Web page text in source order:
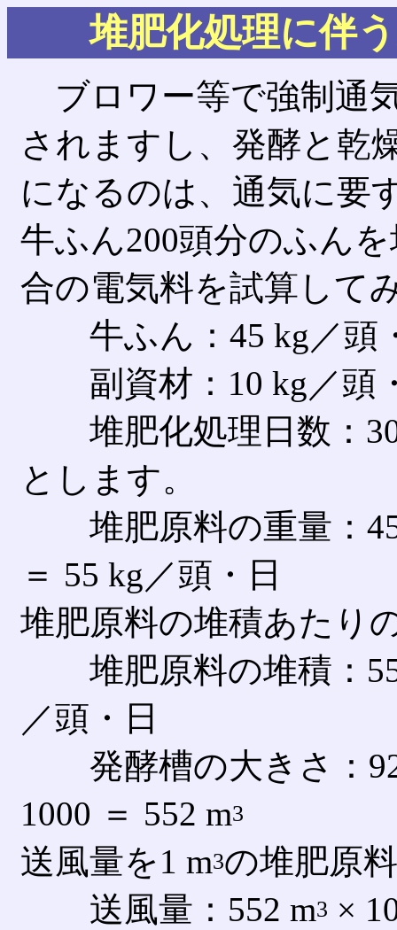
堆肥化処理に伴
ブロワー等で強制通
されますし、発酵と乾
になるのは、通気に要
牛ふん200頭分のふん
合の電気料を試算して
牛ふん：45 kg／頭
副資材：10 kg／頭
堆肥化処理日数：
とします。
堆肥原料の重量：45
＝ 55 kg／頭・日
堆肥原料の堆積あたり
堆肥原料の堆積：55
／頭・日
発酵槽の大きさ：92
1000 ＝ 552 m3
送風量を1 m3の堆肥原
送風量：552 m3 ×